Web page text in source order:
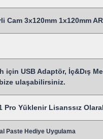
Cam 3x120mm 1x120mm
USB Adaptör, İç&Dış
bize ulaşabilirsiniz.
Yüklenir Lisanssız
Paste Hediye Uygulama